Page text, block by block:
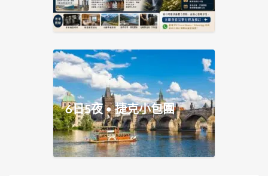
6日5夜 • 捷克小包團